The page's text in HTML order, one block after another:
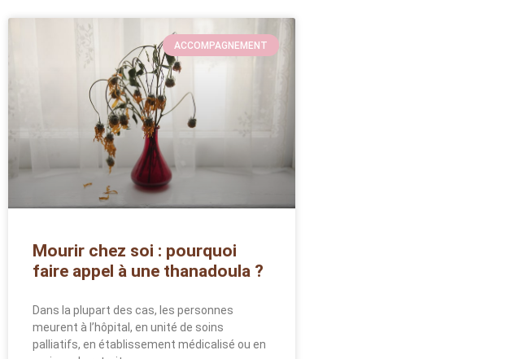
ACCOMPAGNEMENT
Mourir chez soi : pourquoi
faire appel à une thanadoula ?
Dans la plupart des cas, les personnes
meurent à l’hôpital, en unité de soins
palliatifs, en établissement médicalisé ou en